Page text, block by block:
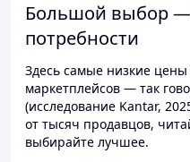
Большой выбор
потребности
Здесь самые низкие цены
маркетплейсов — так
(исследование Kantar,
от тысяч продавцов,
выбирайте лучшее.